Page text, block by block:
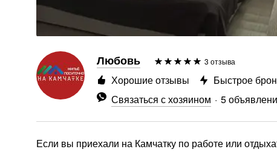
Любовь 3 отзыва
Связаться с хозяином 5
Хорошие отзывы Быстрое
Если вы приехали на Камчатку по работе или